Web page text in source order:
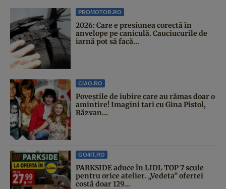
PROMOTOR.RO
2026: Care e presiunea corectă în
anvelope pe caniculă. Cauciucurile de
iarnă pot să facă...
CIAO.RO
Poveştile de iubire care au rămas doar o
amintire! Imagini tari cu Gina Pistol,
Răzvan...
GO4IT.RO
PARKSIDE aduce în LIDL TOP 7 scule
pentru orice atelier. „Vedeta” ofertei
costă doar 129...